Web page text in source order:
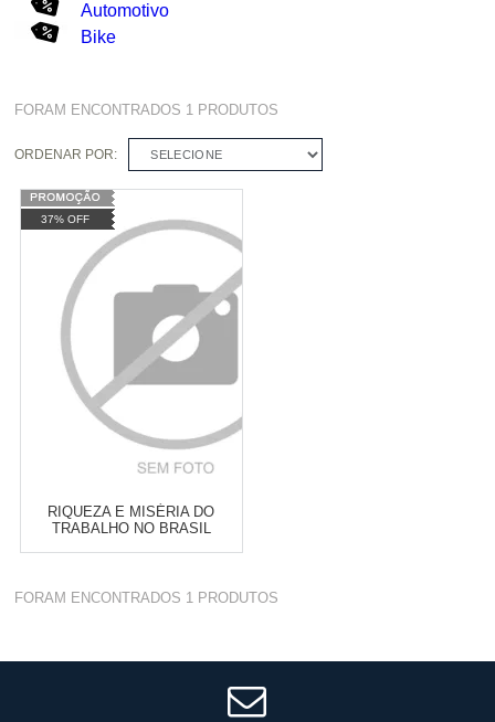
Automotivo
Bike
FORAM ENCONTRADOS 1 PRODUTOS
ORDENAR POR: SELECIONE
37% OFF
RIQUEZA E MISÉRIA DO
TRABALHO NO BRASIL
Varejo: R$ 4.050,70
10 x de R$ 255,09
FORAM ENCONTRADOS 1 PRODUTOS